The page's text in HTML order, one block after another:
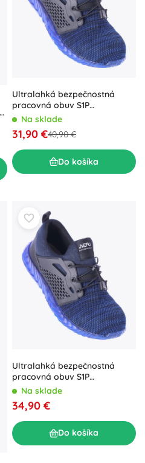
Ultralahká bezpečnostná
pracovná obuv S1P
námornícka – veľ. 39
Na sklade
31,90 €40,90 €
Do košíka
Ultralahká bezpečnostná
pracovná obuv S1P
námornícka – veľ. 41
Na sklade
34,90 €
Do košíka